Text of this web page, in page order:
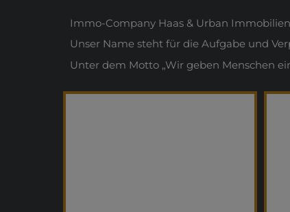
Immo-Company Haas & Urban
Unser Name steht für die Aufgabe und
Unter dem Motto „Wir geben Menschen